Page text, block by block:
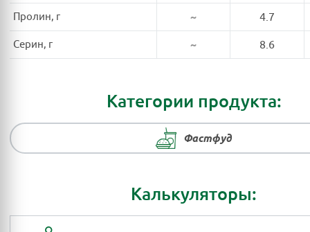
Пролин, г ~ 4.7
Серин, г ~ 8.6
Категории продукта:
Фастфуд
Калькуляторы: